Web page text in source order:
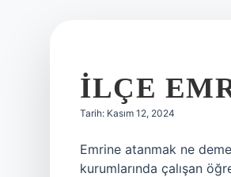
İLÇE
Tarih: Kasım 12, 2024
Emrine atanmak ne
kurumlarında çalışan